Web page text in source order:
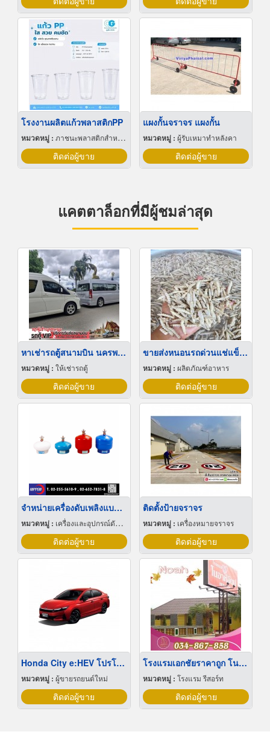
โรงงานผลิตแก้วพลาสติกPP
หมวดหมู่ : ภาชนะพลาสติกสำหรับบรรจุ
ติดต่อผู้ขาย
แผงกั้นจราจร แผงกั้น
หมวดหมู่ : ผู้รับเหมาทำหลังคา
ติดต่อผู้ขาย
แคตตาล็อกที่มีผู้ชมล่าสุด
หาเช่ารถตู้สนามบิน นครพนม
หมวดหมู่ : ให้เช่ารถตู้
ติดต่อผู้ขาย
ขายส่งหนอนรถด่วนแช่แข็ง ราคาส่ง
หมวดหมู่ : ผลิตภัณฑ์อาหาร
ติดต่อผู้ขาย
จำหน่ายเครื่องดับเพลิงแบบติดตั้งเพดาน
หมวดหมู่ : เครื่องและอุปกรณ์ดับเพลิง
ติดต่อผู้ขาย
ติดตั้งป้ายจราจร
หมวดหมู่ : เครื่องหมายจราจร
ติดต่อผู้ขาย
Honda City e:HEV โปรโมชั่น
หมวดหมู่ : ผู้ขายรถยนต์ใหม่
ติดต่อผู้ขาย
โรงแรมเอกชัยราคาถูก โนอาห์อินน์เอกชัย
หมวดหมู่ : โรงแรม รีสอร์ท
ติดต่อผู้ขาย